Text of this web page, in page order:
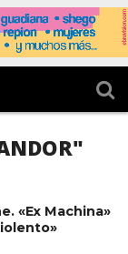
«Ex Machina»